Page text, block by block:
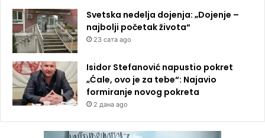
Svetska nedelja dojenja: „Dojenje –
najbolji početak života“
23 сата ago
Isidor Stefanović napustio pokret
„Ćale, ovo je za tebe“: Najavio
formiranje novog pokreta
2 дана ago